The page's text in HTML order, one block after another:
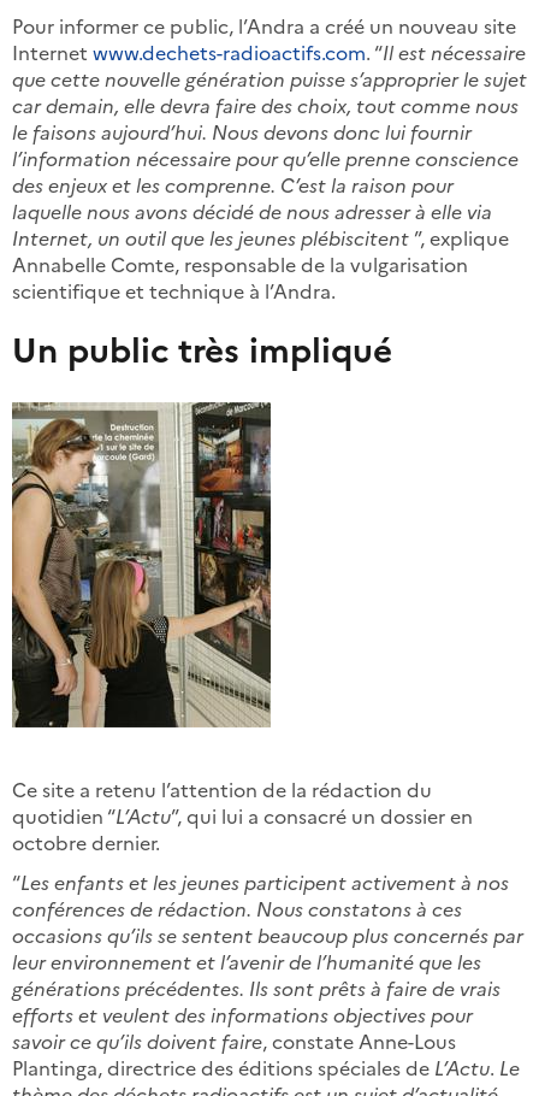
Pour informer ce public, l’Andra a créé un nouveau site
Internet www.dechets-radioactifs.com. “Il est nécessaire
que cette nouvelle génération puisse s’approprier le sujet
car demain, elle devra faire des choix, tout comme nous
le faisons aujourd’hui. Nous devons donc lui fournir
l’information nécessaire pour qu’elle prenne conscience
des enjeux et les comprenne. C’est la raison pour
laquelle nous avons décidé de nous adresser à elle via
Internet, un outil que les jeunes plébiscitent ”, explique
Annabelle Comte, responsable de la vulgarisation
scientifique et technique à l’Andra.
Un public très impliqué
Ce site a retenu l’attention de la rédaction du
quotidien “L’Actu”, qui lui a consacré un dossier en
octobre dernier.
“Les enfants et les jeunes participent activement à nos
conférences de rédaction. Nous constatons à ces
occasions qu’ils se sentent beaucoup plus concernés par
leur environnement et l’avenir de l’humanité que les
générations précédentes. Ils sont prêts à faire de vrais
efforts et veulent des informations objectives pour
savoir ce qu’ils doivent faire, constate Anne-Lous
Plantinga, directrice des éditions spéciales de L’Actu. Le